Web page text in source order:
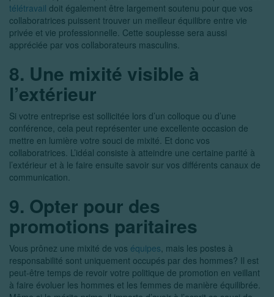
télétravail doit également être largement soutenu pour que vos
collaboratrices puissent trouver un meilleur équilibre entre vie
privée et vie professionnelle. Cette souplesse sera aussi
appréciée par vos collaborateurs masculins.
8. Une mixité visible à
l’extérieur
Si votre entreprise est sollicitée lors d’un colloque ou d’une
conférence, cela peut représenter une excellente occasion de
mettre en lumière votre souci de mixité. Et donc vos
collaboratrices. L’idéal consiste à atteindre une certaine parité à
l’extérieur et à le faire ensuite savoir sur vos différents canaux de
communication.
9. Opter pour des
promotions paritaires
Vous prônez une mixité de vos équipes, mais les postes à
responsabilité sont uniquement occupés par des hommes? Il est
peut-être temps de revoir votre politique de promotion en veillant
à faire évoluer les hommes et les femmes de manière équilibrée.